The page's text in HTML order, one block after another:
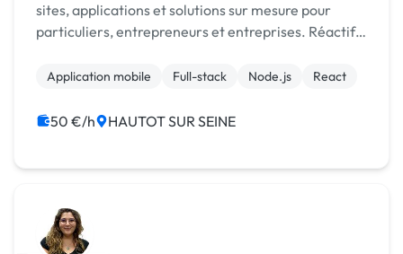
sites, applications et solutions sur mesure pour
particuliers, entrepreneurs et entreprises. Réactif,
Application mobile Full-stack Node.js React
50 €/h HAUTOT SUR SEINE